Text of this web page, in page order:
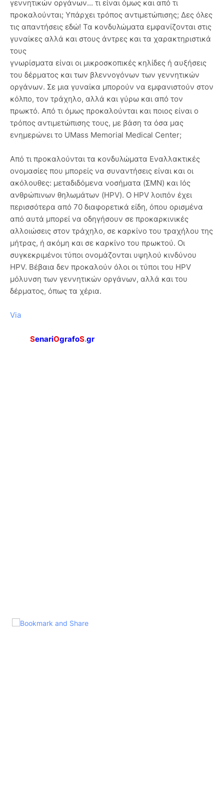
γεννητικών οργάνων... τι είναι όμως και από τι
προκαλούνται; Υπάρχει τρόπος αντιμετώπισης; Δες όλες
τις απαντήσεις εδώ! Τα κονδυλώματα εμφανίζονται στις
γυναίκες αλλά και στους άντρες και τα χαρακτηριστικά
τους
γνωρίσματα είναι οι μικροσκοπικές κηλίδες ή αυξήσεις
του δέρματος και των βλεννογόνων των γεννητικών
οργάνων. Σε μια γυναίκα μπορούν να εμφανιστούν στον
κόλπο, τον τράχηλο, αλλά και γύρω και από τον
πρωκτό. Από τι όμως προκαλούνται και ποιος είναι ο
τρόπος αντιμετώπισης τους, με βάση τα όσα μας
ενημερώνει το UMass Memorial Medical Center;
Από τι προκαλούνται τα κονδυλώματα Εναλλακτικές
ονομασίες που μπορείς να συναντήσεις είναι και οι
ακόλουθες: μεταδιδόμενα νοσήματα (ΣΜΝ) και Ιός
ανθρώπινων θηλωμάτων (HPV). Ο HPV λοιπόν έχει
περισσότερα από 70 διαφορετικά είδη, όπου ορισμένα
από αυτά μπορεί να οδηγήσουν σε προκαρκινικές
αλλοιώσεις στον τράχηλο, σε καρκίνο του τραχήλου της
μήτρας, ή ακόμη και σε καρκίνο του πρωκτού. Οι
συγκεκριμένοι τύποι ονομάζονται υψηλού κινδύνου
HPV. Βέβαια δεν προκαλούν όλοι οι τύποι του HPV
μόλυνση των γεννητικών οργάνων, αλλά και του
δέρματος, όπως τα χέρια.
Via
SenariOgrafoS.gr